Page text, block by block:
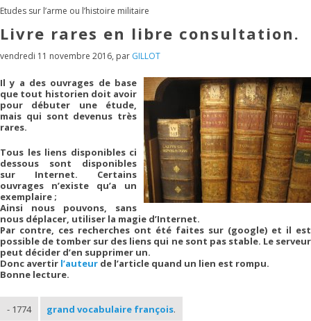
Etudes sur l’arme ou l’histoire militaire
Livre rares en libre consultation.
vendredi 11 novembre 2016, par GILLOT
Il y a des ouvrages de base
que tout historien doit avoir
pour débuter une étude,
mais qui sont devenus très
rares.
Tous les liens disponibles ci
dessous sont disponibles
sur Internet. Certains
ouvrages n’existe qu’a un
exemplaire ;
Ainsi nous pouvons, sans
nous déplacer, utiliser la magie d’Internet.
Par contre, ces recherches ont été faites sur (google) et il est
possible de tomber sur des liens qui ne sont pas stable. Le serveur
peut décider d’en supprimer un.
Donc avertir l’auteur de l’article quand un lien est rompu.
Bonne lecture.
- 1774 grand vocabulaire françois.